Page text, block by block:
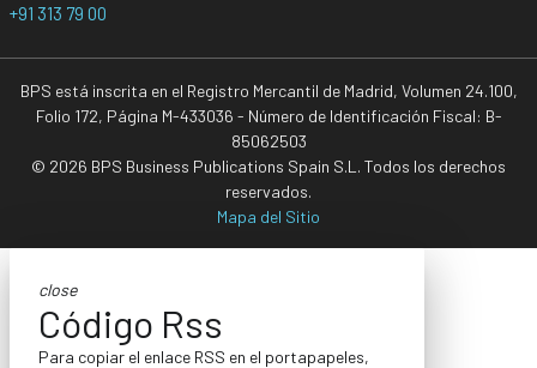
+91 313 79 00
BPS está inscrita en el Registro Mercantil de Madrid, Volumen 24.100,
Folio 172, Página M-433036 - Número de Identificación Fiscal: B-
85062503
© 2026 BPS Business Publications Spain S.L. Todos los derechos
reservados.
Mapa del Sitio
close
Código Rss
Para copiar el enlace RSS en el portapapeles,